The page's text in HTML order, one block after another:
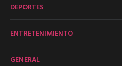
DEPORTES
ENTRETENIMIENTO
GENERAL